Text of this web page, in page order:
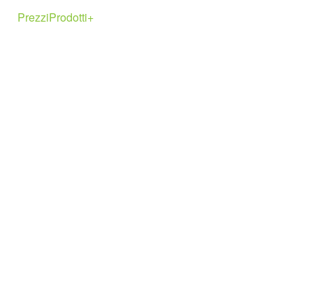
PrezziProdotti+